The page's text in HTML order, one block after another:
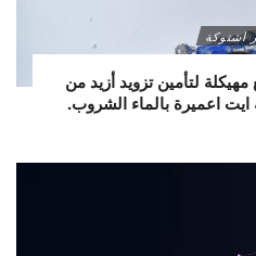
اشتوكة
لتأمين تزويد أزيد من